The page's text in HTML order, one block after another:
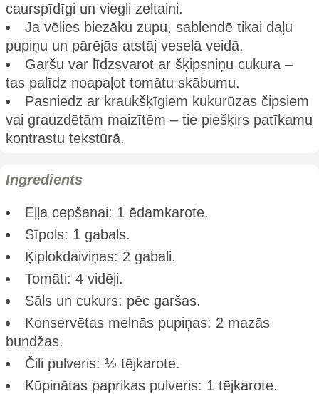
caurspīdīgi un viegli zeltaini.
Ja vēlies biezāku zupu, sablendē tikai daļu
pupiņu un pārējās atstāj veselā veidā.
Garšu var līdzsvarot ar šķipsniņu cukura –
tas palīdz noapaļot tomātu skābumu.
Pasniedz ar kraukšķīgiem kukurūzas čipsiem
vai grauzdētām maizītēm – tie piešķirs patīkamu
kontrastu tekstūrā.
Ingredients
Eļļa cepšanai: 1 ēdamkarote.
Sīpols: 1 gabals.
Ķiplokdaiviņas: 2 gabali.
Tomāti: 4 vidēji.
Sāls un cukurs: pēc garšas.
Konservētas melnās pupiņas: 2 mazās
bundžas.
Čili pulveris: ½ tējkarote.
Kūpinātas paprikas pulveris: 1 tējkarote.